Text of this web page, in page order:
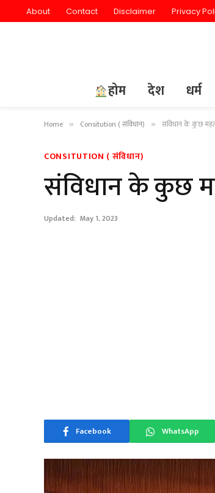
About Contact Disclaimer Privacy
होम देश धर्म
Home » Consitution ( संविधान) » संविधान के कुछ
CONSITUTION ( संविधान)
संविधान के कुछ
Updated: May 1, 2023
Facebook WhatsApp